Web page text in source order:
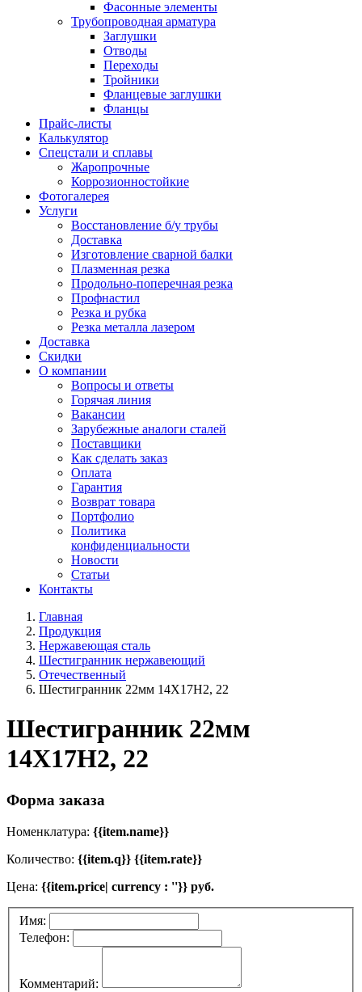
Фасонные элементы
Трубопроводная арматура
Заглушки
Отводы
Переходы
Тройники
Фланцевые заглушки
Фланцы
Прайс-листы
Калькулятор
Спецстали и сплавы
Жаропрочные
Коррозионностойкие
Фотогалерея
Услуги
Восстановление б/у трубы
Доставка
Изготовление сварной балки
Плазменная резка
Продольно-поперечная резка
Профнастил
Резка и рубка
Резка металла лазером
Доставка
Скидки
О компании
Вопросы и ответы
Горячая линия
Вакансии
Зарубежные аналоги сталей
Поставщики
Как сделать заказ
Оплата
Гарантия
Возврат товара
Портфолио
Политика
конфиденциальности
Новости
Статьи
Контакты
Главная
Продукция
Нержавеющая сталь
Шестигранник нержавеющий
Отечественный
Шестигранник 22мм 14Х17Н2, 22
Шестигранник 22мм
14Х17Н2, 22
Форма заказа
Номенклатура: {{item.name}}
Количество: {{item.q}} {{item.rate}}
Цена: {{item.price| currency : ''}} руб.
Имя:
Телефон:
Комментарий: